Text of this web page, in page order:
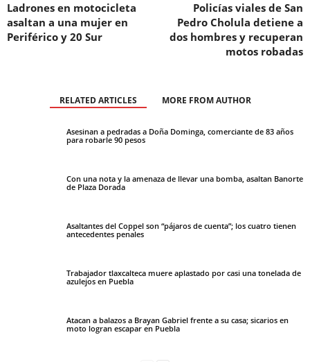
Ladrones en motocicleta
asaltan a una mujer en
Periférico y 20 Sur
Policías viales de San
Pedro Cholula detiene a
dos hombres y recuperan
motos robadas
RELATED ARTICLES MORE FROM AUTHOR
Asesinan a pedradas a Doña Dominga, comerciante de 83 años
para robarle 90 pesos
Con una nota y la amenaza de llevar una bomba, asaltan Banorte
de Plaza Dorada
Asaltantes del Coppel son “pájaros de cuenta”; los cuatro tienen
antecedentes penales
Trabajador tlaxcalteca muere aplastado por casi una tonelada de
azulejos en Puebla
Atacan a balazos a Brayan Gabriel frente a su casa; sicarios en
moto logran escapar en Puebla